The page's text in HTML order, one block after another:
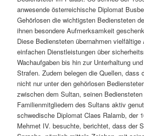
anwesende österreichische Diplomat
Gehörlosen die wichtigsten Bediensteten
ihnen besondere Aufmerksamkeit
Diese Bediensteten übernahmen vielfältige
einfachen Dienstleistungen über
Wachaufgaben bis hin zur Unterhaltung
Strafen. Zudem belegen die Quellen, dass
nicht nur unter den gehörlosen
zwischen dem Sultan, seinen
Familienmitgliedern des Sultans aktiv
schwedische Diplomat Claes Ralamb, der
Mehmet IV. besuchte, berichtet, dass der